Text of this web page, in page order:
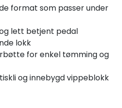
format som passer under
lett betjent pedal
lokk
for enkel tømming og
og innebygd vippeblokk